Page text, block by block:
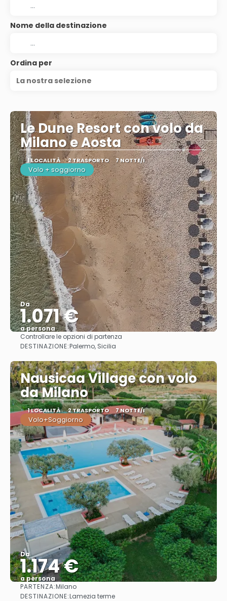
Nome della destinazione
Ordina per
La nostra selezione
Le Dune Resort con volo da
Milano e Aosta
1 LOCALITÀ 2 TRASPORTO 7 NOTTE/I
Volo + soggiorno
Da
1.071 €
a persona
Vedere
Controllare le opzioni di partenza
DESTINAZIONE:Palermo, Sicilia
Nausicaa Village con volo
da Milano
1 LOCALITÀ 2 TRASPORTO 7 NOTTE/I
Volo+Soggiorno
Da
1.174 €
a persona
PARTENZA:Milano
DESTINAZIONE:Lamezia terme